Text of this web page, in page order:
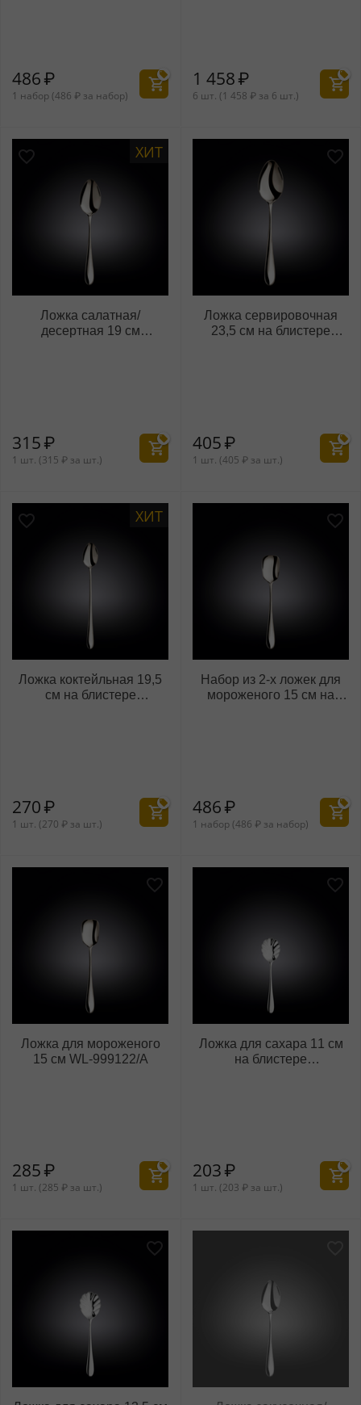
486₽
1 набор (486 ₽ за набор)
1 458₽
6 шт. (1 458 ₽ за 6 шт.)
ХИТ
Ложка салатная/
десертная 19 см
315₽
1 шт. (315 ₽ за шт.)
Ложка сервировочная
23,5 см на блистере
405₽
1 шт. (405 ₽ за шт.)
ХИТ
Ложка коктейльная 19,5
см на блистере
270₽
1 шт. (270 ₽ за шт.)
Набор из 2-х ложек для
мороженого 15 см на
486₽
1 набор (486 ₽ за набор)
Ложка для мороженого
15 см WL‑999122/A
285₽
1 шт. (285 ₽ за шт.)
Ложка для сахара 11 см
на блистере
203₽
1 шт. (203 ₽ за шт.)